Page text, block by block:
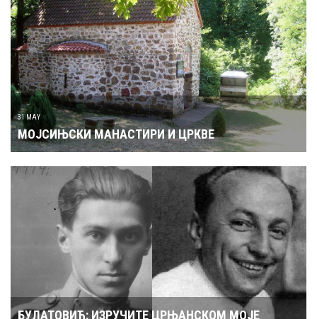
31 MAY
МОЈСИЊСКИ МАНАСТИРИ И ЦРКВЕ
БУЛАТОВИЋ: ИЗРУЧИТЕ ЦРЊАНСКОМ МОЈЕ